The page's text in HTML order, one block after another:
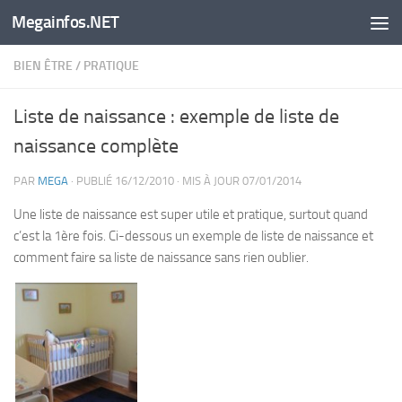
Skip to content
Megainfos.NET
BIEN ÊTRE / PRATIQUE
Liste de naissance : exemple de liste de
naissance complète
PAR MEGA · PUBLIÉ 16/12/2010 · MIS À JOUR 07/01/2014
Une liste de naissance est super utile et pratique, surtout quand
c’est la 1ère fois. Ci-dessous un exemple de liste de naissance et
comment faire sa liste de naissance sans rien oublier.